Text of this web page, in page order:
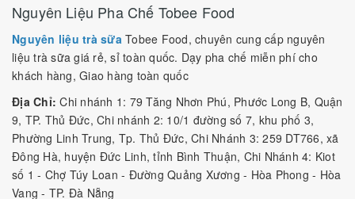
Nguyên Liệu Pha Chế Tobee Food
Nguyên liệu trà sữa Tobee Food, chuyên cung cấp nguyên
liệu trà sữa giá rẻ, sỉ toàn quốc. Dạy pha chế miễn phí cho
khách hàng, Giao hàng toàn quốc
Địa Chỉ: Chi nhánh 1: 79 Tăng Nhơn Phú, Phước Long B, Quận
9, TP. Thủ Đức, Chi nhánh 2: 10/1 đường số 7, khu phố 3,
Phường Linh Trung, Tp. Thủ Đức, Chi Nhánh 3: 259 DT766, xã
Đông Hà, huyện Đức Linh, tỉnh Bình Thuận, Chi Nhánh 4: Kiot
số 1 - Chợ Túy Loan - Đường Quảng Xương - Hòa Phong - Hòa
Vang - TP. Đà Nẵng